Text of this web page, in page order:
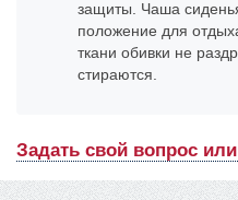
защиты. Чаша
положение для
ткани обивки не
стираются.
Задать свой вопрос